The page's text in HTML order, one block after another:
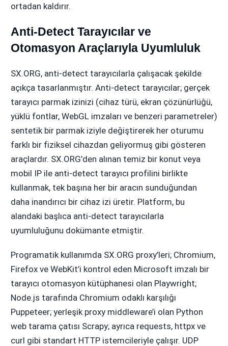
ortadan kaldırır.
Anti-Detect Tarayıcılar ve
Otomasyon Araçlarıyla Uyumluluk
SX.ORG, anti-detect tarayıcılarla çalışacak şekilde
açıkça tasarlanmıştır. Anti-detect tarayıcılar; gerçek
tarayıcı parmak izinizi (cihaz türü, ekran çözünürlüğü,
yüklü fontlar, WebGL imzaları ve benzeri parametreler)
sentetik bir parmak iziyle değiştirerek her oturumu
farklı bir fiziksel cihazdan geliyormuş gibi gösteren
araçlardır. SX.ORG’den alınan temiz bir konut veya
mobil IP ile anti-detect tarayıcı profilini birlikte
kullanmak, tek başına her bir aracın sunduğundan
daha inandırıcı bir cihaz izi üretir. Platform, bu
alandaki başlıca anti-detect tarayıcılarla
uyumluluğunu dokümante etmiştir.
Programatik kullanımda SX.ORG proxy’leri; Chromium,
Firefox ve WebKit’i kontrol eden Microsoft imzalı bir
tarayıcı otomasyon kütüphanesi olan Playwright;
Node.js tarafında Chromium odaklı karşılığı
Puppeteer; yerleşik proxy middleware’i olan Python
web tarama çatısı Scrapy; ayrıca requests, httpx ve
curl gibi standart HTTP istemcileriyle çalışır. UDP